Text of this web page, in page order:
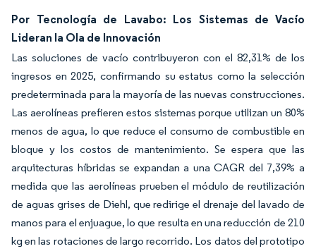
Por Tecnología de Lavabo: Los Sistemas de Vacío
Lideran la Ola de Innovación
Las soluciones de vacío contribuyeron con el 82,31% de los
ingresos en 2025, confirmando su estatus como la selección
predeterminada para la mayoría de las nuevas construcciones.
Las aerolíneas prefieren estos sistemas porque utilizan un 80%
menos de agua, lo que reduce el consumo de combustible en
bloque y los costos de mantenimiento. Se espera que las
arquitecturas híbridas se expandan a una CAGR del 7,39% a
medida que las aerolíneas prueben el módulo de reutilización
de aguas grises de Diehl, que redirige el drenaje del lavado de
manos para el enjuague, lo que resulta en una reducción de 210
kg en las rotaciones de largo recorrido. Los datos del prototipo